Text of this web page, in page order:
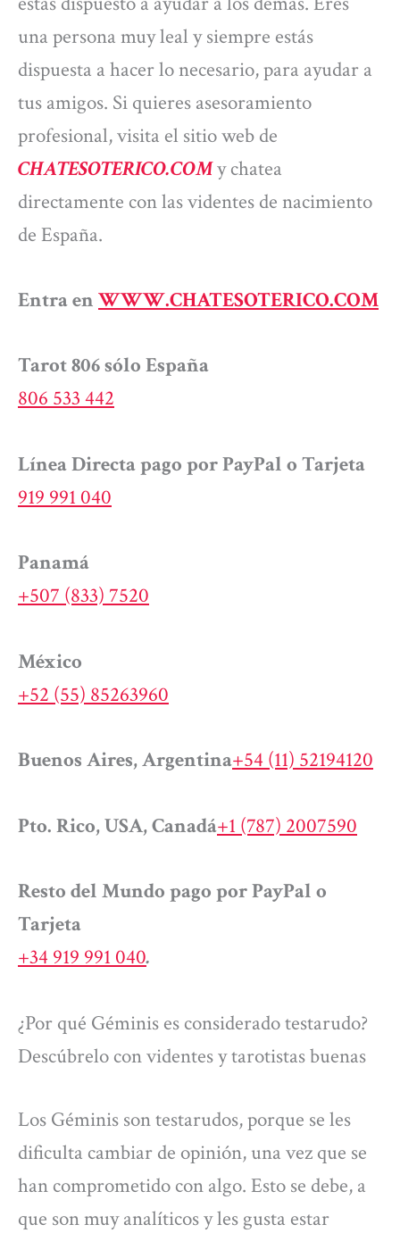
una persona muy leal y siempre estás
dispuesta a hacer lo necesario, para ayudar a
tus amigos. Si quieres asesoramiento
profesional, visita el sitio web de
CHATESOTERICO.COMy chatea
directamente con las videntes de nacimiento
de España.
Entra en WWW.CHATESOTERICO.COM
Tarot 806 sólo España
806 533 442
Línea Directa pago por PayPal o Tarjeta
919 991 040
Panamá
+507 (833) 7520
México
+52 (55) 85263960
Buenos Aires, Argentina+54 (11) 52194120
Pto. Rico, USA, Canadá+1 (787) 2007590
Resto del Mundo pago por PayPal o
Tarjeta
+34 919 991 040.
¿Por qué Géminis es considerado testarudo?
Descúbrelo con videntes y tarotistas buenas
Los Géminis son testarudos, porque se les
dificulta cambiar de opinión, una vez que se
han comprometido con algo. Esto se debe, a
que son muy analíticos y les gusta estar